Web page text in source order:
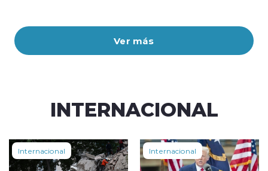
Ver más
INTERNACIONAL
Internacional Internacional